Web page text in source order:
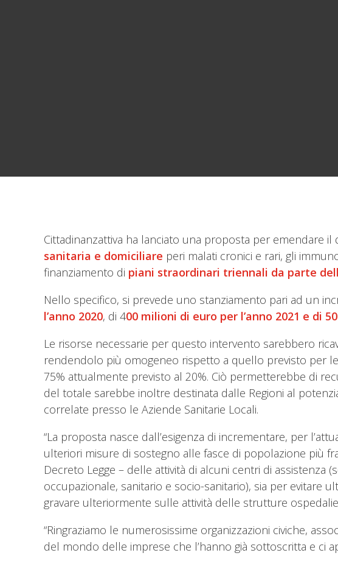
Cittadinanzattiva ha lanciato una proposta per emendare il
sanitaria e domiciliare peri malati cronici e rari, gli
finanziamento di piani straordinari triennali da parte
Nello specifico, si prevede uno stanziamento pari ad un
l’anno 2020, di 400 milioni di euro per l’anno 2021 e di
Le risorse necessarie per questo intervento sarebbero
rendendolo più omogeneo rispetto a quello previsto per
75% attualmente previsto al 20%. Ciò permetterebbe di
del totale sarebbe inoltre destinata dalle Regioni al
correlate presso le Aziende Sanitarie Locali.
“La proposta nasce dall’esigenza di incrementare, per
ulteriori misure di sostegno alle fasce di popolazione più
Decreto Legge – delle attività di alcuni centri di assistenza
occupazionale, sanitario e socio-sanitario), sia per evitare
gravare ulteriormente sulle attività delle strutture
“Ringraziamo le numerosissime organizzazioni civiche,
del mondo delle imprese che l’hanno già sottoscritta e ci